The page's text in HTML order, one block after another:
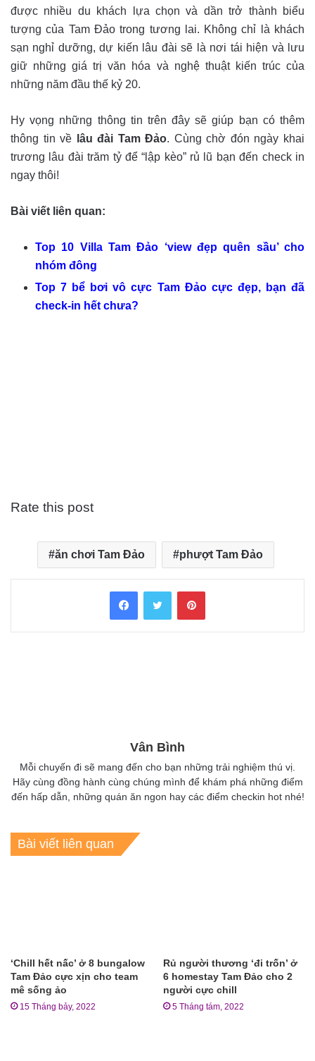
được nhiều du khách lựa chọn và dần trở thành biểu
tượng của Tam Đảo trong tương lai. Không chỉ là khách
sạn nghỉ dưỡng, dự kiến lâu đài sẽ là nơi tái hiện và lưu
giữ những giá trị văn hóa và nghệ thuật kiến trúc của
những năm đầu thế kỷ 20.
Hy vọng những thông tin trên đây sẽ giúp bạn có thêm
thông tin về
lâu đài Tam Đảo. Cùng chờ đón ngày khai
trương lâu đài trăm tỷ để “lập kèo” rủ lũ bạn đến check in
ngay thôi!
Bài viết liên quan:
Top 10 Villa Tam Đảo ‘view đẹp quên sầu’ cho
nhóm đông
Top 7 bể bơi vô cực Tam Đảo cực đẹp, bạn đã
check-in hết chưa?
Rate this post
ăn chơi Tam Đảo phượt Tam Đảo
FacebookTwitter Pinterest
Vân Bình
Mỗi chuyến đi sẽ mang đến cho bạn những trải nghiệm thú vị.
Hãy cùng đồng hành cùng chúng mình để khám phá những điểm
đến hấp dẫn, những quán ăn ngon hay các điểm checkin hot nhé!
Bài viết liên quan
‘Chill hết nấc’ ở 8 bungalow
Tam Đảo cực xịn cho team
mê sống ảo
15 Tháng bảy, 2022
Rủ người thương ‘đi trốn’ ở
6 homestay Tam Đảo cho 2
người cực chill
5 Tháng tám, 2022